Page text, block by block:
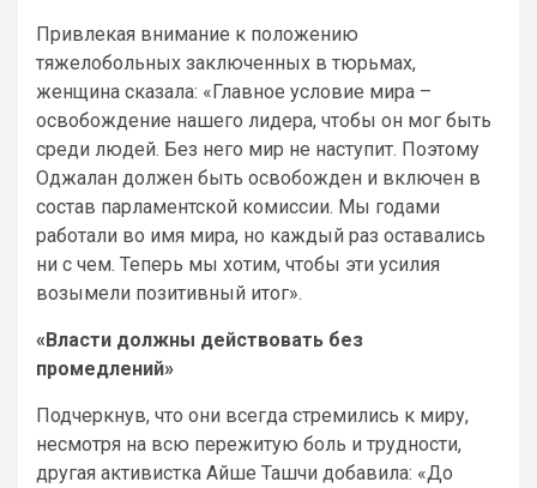
Привлекая внимание к положению
тяжелобольных заключенных в тюрьмах,
женщина сказала: «Главное условие мира –
освобождение нашего лидера, чтобы он мог быть
среди людей. Без него мир не наступит. Поэтому
Оджалан должен быть освобожден и включен в
состав парламентской комиссии. Мы годами
работали во имя мира, но каждый раз оставались
ни с чем. Теперь мы хотим, чтобы эти усилия
возымели позитивный итог».
«Власти должны действовать без
промедлений»
Подчеркнув, что они всегда стремились к миру,
несмотря на всю пережитую боль и трудности,
другая активистка Айше Ташчи добавила: «До